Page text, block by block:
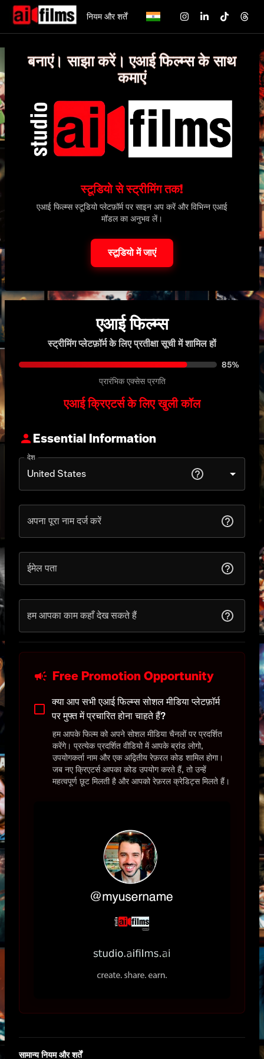
नियम और शर्तें
बनाएं। साझा करें। एआई फिल्म्स के साथ
कमाएं
स्टूडियो से स्ट्रीमिंग तक!
एआई फिल्म्स स्टूडियो प्लेटफ़ॉर्म पर साइन अप करें और विभिन्न एआई
मॉडल का अनुभव लें।
स्टूडियो में जाएं
एआई फिल्म्स
स्ट्रीमिंग प्लेटफ़ॉर्म के लिए प्रतीक्षा सूची में शामिल हों
85%
प्रारंभिक एक्सेस प्रगति
एआई क्रिएटर्स के लिए खुली कॉल
Essential Information
देश
अपना पूरा नाम दर्ज करें
ईमेल पता
हम आपका काम कहाँ देख सकते हैं
Free Promotion Opportunity
क्या आप सभी एआई फिल्म्स सोशल मीडिया प्लेटफ़ॉर्म
पर मुफ्त में प्रचारित होना चाहते हैं?
हम आपके फिल्म को अपने सोशल मीडिया चैनलों पर प्रदर्शित
करेंगे। प्रत्येक प्रदर्शित वीडियो में आपके ब्रांड लोगो,
उपयोगकर्ता नाम और एक अद्वितीय रेफ़रल कोड शामिल होगा।
जब नए क्रिएटर्स आपका कोड उपयोग करते हैं, तो उन्हें
महत्वपूर्ण छूट मिलती है और आपको रेफ़रल क्रेडिट्स मिलते हैं।
सामान्य नियम और शर्तें